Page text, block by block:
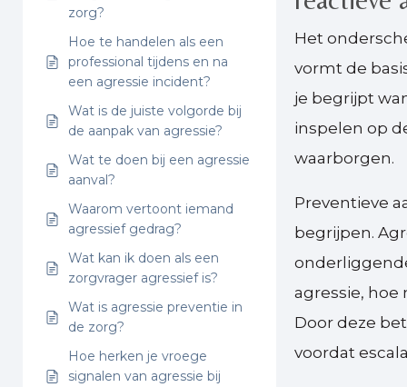
zorg?
Hoe te handelen als een
professional tijdens en na
een agressie incident?
Wat is de juiste volgorde bij
de aanpak van agressie?
Wat te doen bij een agressie
aanval?
Waarom vertoont iemand
agressief gedrag?
Wat kan ik doen als een
zorgvrager agressief is?
Wat is agressie preventie in
de zorg?
Hoe herken je vroege
signalen van agressie bij
Het
vormt de
je begrijpt
inspelen op
waarborgen.
Preventieve
begrijpen.
agressie,
Door deze
voordat